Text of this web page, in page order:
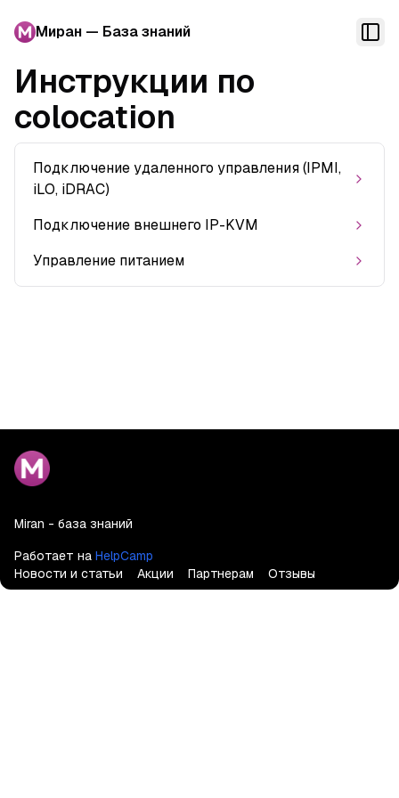
Миран — База знаний
Инструкции по
colocation
Подключение удаленного управления (IPMI,
iLO, iDRAC)
Подключение внешнего IP-KVM
Управление питанием
Miran - база знаний
Работает на HelpCamp
Новости и статьи
Акции Партнерам Отзывы